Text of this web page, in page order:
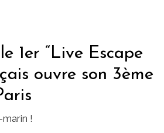
1er “Live Escape
ouvre son 3ème
!